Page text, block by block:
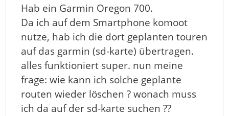
Hab ein Garmin Oregon 700.
Da ich auf dem Smartphone komoot
nutze, hab ich die dort geplanten touren
auf das garmin (sd-karte) übertragen.
alles funktioniert super. nun meine
frage: wie kann ich solche geplante
routen wieder löschen ? wonach muss
ich da auf der sd-karte suchen ??